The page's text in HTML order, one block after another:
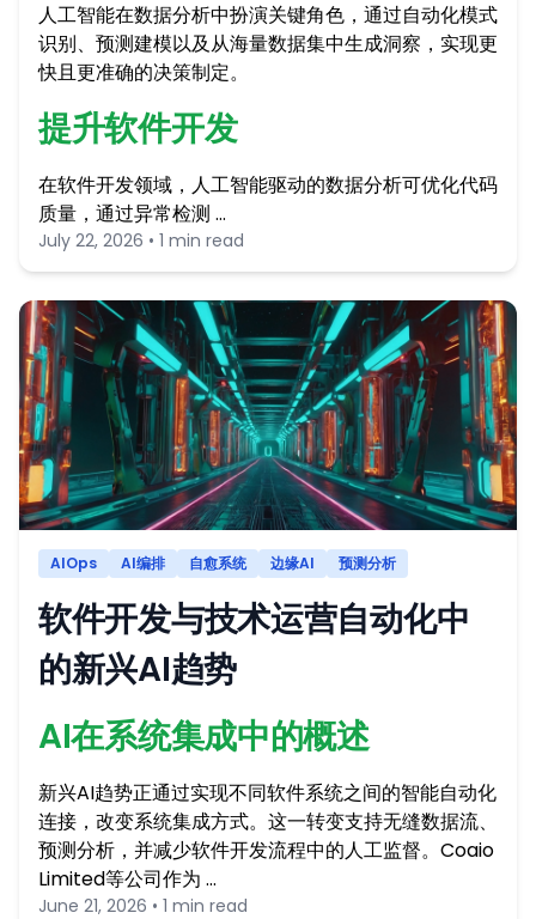
人工智能在数据分析中扮演关键角色，通过自动化模式
识别、预测建模以及从海量数据集中生成洞察，实现更
快且更准确的决策制定。
提升软件开发
在软件开发领域，人工智能驱动的数据分析可优化代码
质量，通过异常检测 …
July 22, 2026 • 1 min read
AIOps AI编排 自愈系统 边缘AI 预测分析
软件开发与技术运营自动化中
的新兴AI趋势
AI在系统集成中的概述
新兴AI趋势正通过实现不同软件系统之间的智能自动化
连接，改变系统集成方式。这一转变支持无缝数据流、
预测分析，并减少软件开发流程中的人工监督。Coaio
Limited等公司作为 …
June 21, 2026 • 1 min read